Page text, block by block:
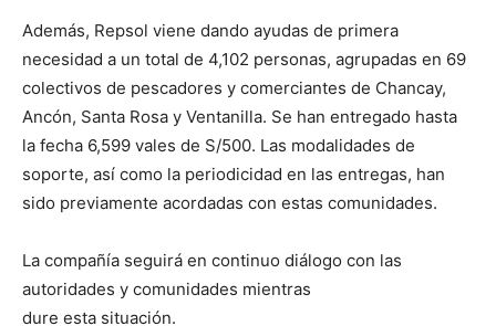
Además, Repsol viene dando ayudas de primera
necesidad a un total de 4,102 personas, agrupadas en 69
colectivos de pescadores y comerciantes de Chancay,
Ancón, Santa Rosa y Ventanilla. Se han entregado hasta
la fecha 6,599 vales de S/500. Las modalidades de
soporte, así como la periodicidad en las entregas, han
sido previamente acordadas con estas comunidades.
La compañía seguirá en continuo diálogo con las
autoridades y comunidades mientras
dure esta situación.